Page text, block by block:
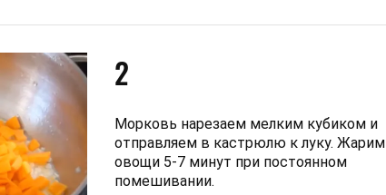
2
Морковь нарезаем мелким кубиком и
отправляем в кастрюлю к луку. Жарим
овощи 5-7 минут при постоянном
помешивании.